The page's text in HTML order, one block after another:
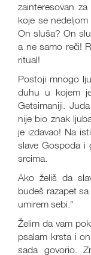
zainteresovan
koje se
On sluša? On
a ne samo reči!
ritual!
Postoji mnogo
duhu u kojem
Getsimaniji.
nije bio znak
je izdavao! Na
slave Gospoda i
srcima.
Ako želiš da
budeš razapet
umirem sebi.“
Želim da vam
psalam krsta i
sada govorio.